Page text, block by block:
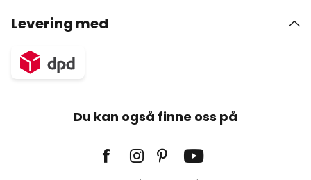
Levering med
Du kan også finne oss på